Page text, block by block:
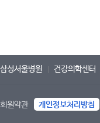
삼성서울병원 건강의학센터
회원약관 개인정보처리방침